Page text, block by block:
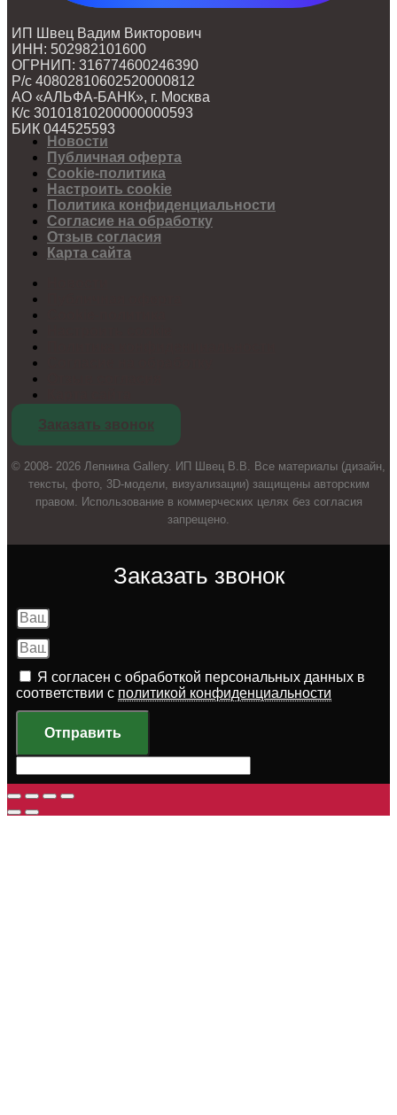
ИП Швец Вадим Викторович
ИНН: 502982101600
ОГРНИП: 316774600246390
Р/с 40802810602520000812
АО «АЛЬФА-БАНК», г. Москва
К/с 30101810200000000593
БИК 044525593
Новости
Публичная оферта
Cookie-политика
Настроить cookie
Политика конфиденциальности
Согласие на обработку
Отзыв согласия
Карта сайта
Заказать звонок
© 2008- 2026 Лепнина Gallery. ИП Швец В.В. Все материалы (дизайн,
тексты, фото, 3D-модели, визуализации) защищены авторским
правом. Использование в коммерческих целях без согласия
запрещено.
Заказать звонок
Я согласен с обработкой персональных данных в
соответствии с политикой конфиденциальности
Отправить